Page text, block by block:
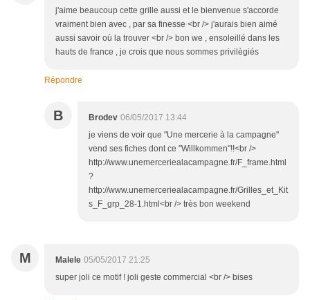
j'aime beaucoup cette grille aussi et le bienvenue s'accorde
vraiment bien avec , par sa finesse <br /> j'aurais bien aimé
aussi savoir où la trouver <br /> bon we , ensoleillé dans les
hauts de france , je crois que nous sommes privilègiés
Répondre
B Brodev 06/05/2017 13:44
je viens de voir que "Une mercerie à la campagne"
vend ses fiches dont ce "Willkommen"!!<br />
http://www.unemerceriealacampagne.fr/F_frame.html
?
http://www.unemerceriealacampagne.fr/Grilles_et_Kit
s_F_grp_28-1.html<br /> très bon weekend
M Malele 05/05/2017 21:25
super joli ce motif ! joli geste commercial <br /> bises